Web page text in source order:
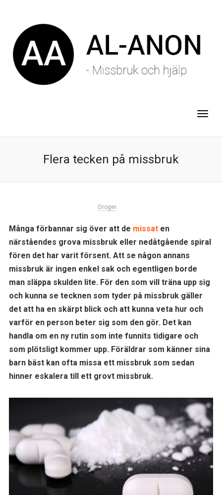
Flera tecken på missbruk
Droger
Många förbannar sig över att de missat en
närståendes grova missbruk eller nedåtgående spiral
fören det har varit försent. Att se någon annans
missbruk är ingen enkel sak och egentligen borde
man släppa skulden lite. För den som vill träna upp sig
och kunna se tecknen som tyder på missbruk gäller
det att ha en skärpt blick och att kunna veta hur och
varför en person beter sig som den gör. Det kan
handla om en ny rutin som inte funnits tidigare och
som plötsligt kommer upp. Föräldrar som känner sina
barn bäst kan ofta missa ett missbruk som sedan
hinner eskalera till ett grovt missbruk.